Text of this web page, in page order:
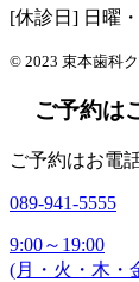
[休診日] 日曜
© 2023 束本歯科
ご予約は
ご予約はお電
089-941-5555
9:00～19:00
(月・火・木・